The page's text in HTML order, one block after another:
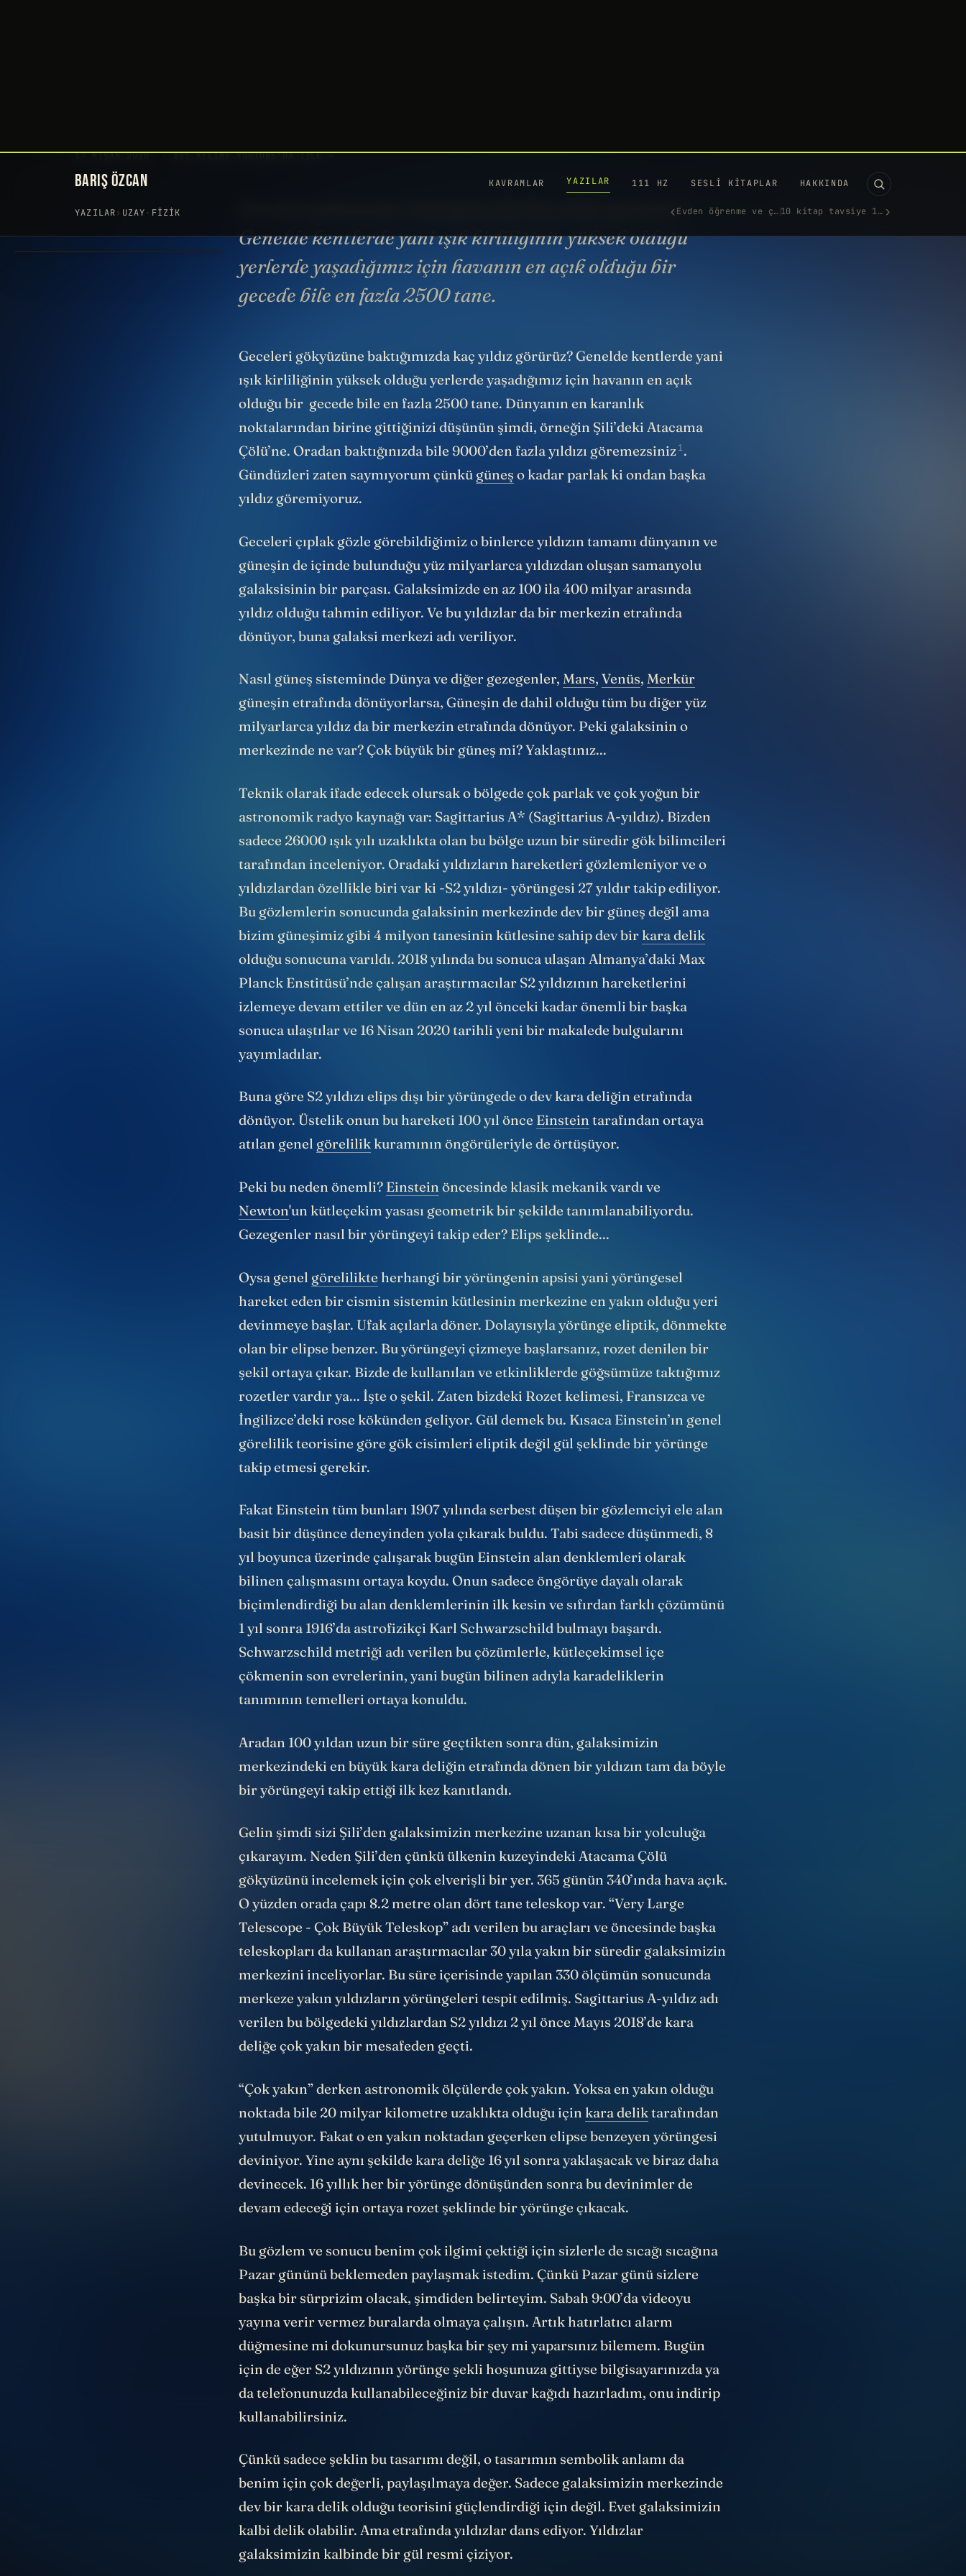
17 NISAN 2020 · 801 KELIME
Geceleri gökyüzüne baktığımızda kaç yıldız görürüz?
Genelde kentlerde yani ışık kirliliğinin yüksek olduğu
yerlerde yaşadığımız için havanın en açık olduğu bir
gecede bile en fazla 2500 tane.
Geceleri gökyüzüne baktığımızda kaç yıldız görürüz? Genelde kentlerde yani
ışık kirliliğinin yüksek olduğu yerlerde yaşadığımız için havanın en açık
olduğu bir gecede bile en fazla 2500 tane. Dünyanın en karanlık
noktalarından birine gittiğinizi düşünün şimdi, örneğin Şili’deki Atacama
Çölü’ne. Oradan baktığınızda bile
9000’den fazla yıldızı göremezsiniz
Gündüzleri zaten saymıyorum çünkü güneş o kadar parlak ki ondan başka
yıldız göremiyoruz.
Geceleri çıplak gözle görebildiğimiz o binlerce yıldızın tamamı dünyanın ve
güneşin de içinde bulunduğu yüz milyarlarca yıldızdan oluşan samanyolu
galaksisinin bir parçası. Galaksimizde en az 100 ila 400 milyar arasında
yıldız olduğu tahmin ediliyor. Ve bu yıldızlar da bir merkezin etrafında
dönüyor, buna galaksi merkezi adı veriliyor.
Nasıl güneş sisteminde Dünya ve diğer gezegenler, Mars, Venüs, Merkür
güneşin etrafında dönüyorlarsa, Güneşin de dahil olduğu tüm bu diğer yüz
milyarlarca yıldız da bir merkezin etrafında dönüyor. Peki galaksinin o
merkezinde ne var? Çok büyük bir güneş mi? Yaklaştınız...
Teknik olarak ifade edecek olursak o bölgede çok parlak ve çok yoğun bir
astronomik radyo kaynağı var: Sagittarius A* (Sagittarius A-yıldız). Bizden
sadece 26000 ışık yılı uzaklıkta olan bu bölge uzun bir süredir gök bilimcileri
tarafından inceleniyor. Oradaki yıldızların hareketleri gözlemleniyor ve o
yıldızlardan özellikle biri var ki -S2 yıldızı- yörüngesi 27 yıldır takip ediliyor.
Bu gözlemlerin sonucunda galaksinin merkezinde dev bir güneş değil ama
bizim güneşimiz gibi 4 milyon tanesinin kütlesine sahip dev bir kara delik
olduğu sonucuna varıldı. 2018 yılında bu sonuca ulaşan Almanya’daki Max
Planck Enstitüsü’nde çalışan araştırmacılar S2 yıldızının hareketlerini
izlemeye devam ettiler ve dün en az 2 yıl önceki kadar önemli bir başka
sonuca ulaştılar ve 16 Nisan 2020 tarihli yeni bir makalede bulgularını
yayımladılar.
Buna göre S2 yıldızı elips dışı bir yörüngede o dev kara deliğin etrafında
dönüyor. Üstelik onun bu hareketi 100 yıl önce Einstein tarafından ortaya
atılan genel görelilik kuramının öngörüleriyle de örtüşüyor.
Einstein
Newton 'un kütleçekim yasası geometrik bir şekilde tanımlanabiliyordu.
Gezegenler nasıl bir yörüngeyi takip eder? Elips şeklinde...
Oysa genel görelilikte herhangi bir yörüngenin apsisi yani yörüngesel
hareket eden bir cismin sistemin kütlesinin merkezine en yakın olduğu yeri
devinmeye başlar. Ufak açılarla döner. Dolayısıyla yörünge eliptik, dönmekte
olan bir elipse benzer. Bu yörüngeyi çizmeye başlarsanız, rozet denilen bir
şekil ortaya çıkar. Bizde de kullanılan ve etkinliklerde göğsümüze taktığımız
rozetler vardır ya... İşte o şekil. Zaten bizdeki Rozet kelimesi, Fransızca ve
İngilizce’deki rose kökünden geliyor. Gül demek bu. Kısaca Einstein’ın genel
görelilik teorisine göre gök cisimleri eliptik değil gül şeklinde bir yörünge
takip etmesi gerekir.
Fakat Einstein tüm bunları 1907 yılında serbest düşen bir gözlemciyi ele alan
basit bir düşünce deneyinden yola çıkarak buldu. Tabi sadece düşünmedi, 8
yıl boyunca üzerinde çalışarak bugün Einstein alan denklemleri olarak
bilinen çalışmasını ortaya koydu. Onun sadece öngörüye dayalı olarak
biçimlendirdiği bu alan denklemlerinin ilk kesin ve sıfırdan farklı çözümünü
1 yıl sonra 1916’da astrofizikçi Karl Schwarzschild bulmayı başardı.
Schwarzschild metriği adı verilen bu çözümlerle, kütleçekimsel içe
çökmenin son evrelerinin, yani bugün bilinen adıyla karadeliklerin
tanımının temelleri ortaya konuldu.
Aradan 100 yıldan uzun bir süre geçtikten sonra dün, galaksimizin
merkezindeki en büyük kara deliğin etrafında dönen bir yıldızın tam da böyle
bir yörüngeyi takip ettiği ilk kez kanıtlandı.
Gelin şimdi sizi Şili’den galaksimizin merkezine uzanan kısa bir yolculuğa
çıkarayım. Neden Şili’den çünkü ülkenin kuzeyindeki Atacama Çölü
gökyüzünü incelemek için çok elverişli bir yer. 365 günün 340’ında hava açık.
O yüzden orada çapı 8.2 metre olan dört tane teleskop var. “Very Large
Telescope - Çok Büyük Teleskop” adı verilen bu araçları ve öncesinde başka
teleskopları da kullanan araştırmacılar 30 yıla yakın bir süredir galaksimizin
merkezini inceliyorlar. Bu süre içerisinde yapılan 330 ölçümün sonucunda
merkeze yakın yıldızların yörüngeleri tespit edilmiş. Sagittarius A-yıldız adı
verilen bu bölgedeki yıldızlardan S2 yıldızı 2 yıl önce Mayıs 2018’de kara
deliğe çok yakın bir mesafeden geçti.
“Çok yakın” derken astronomik ölçülerde çok yakın. Yoksa en yakın olduğu
noktada bile 20 milyar kilometre uzaklıkta olduğu için kara delik
yutulmuyor. Fakat o en yakın noktadan geçerken elipse benzeyen yörüngesi
deviniyor. Yine aynı şekilde kara deliğe 16 yıl sonra yaklaşacak ve biraz daha
devinecek. 16 yıllık her bir yörünge dönüşünden sonra bu devinimler de
devam edeceği için ortaya rozet şeklinde bir yörünge çıkacak.
Bu gözlem ve sonucu benim çok ilgimi çektiği için sizlerle de sıcağı sıcağına
Pazar gününü beklemeden paylaşmak istedim. Çünkü Pazar günü sizlere
başka bir sürprizim olacak, şimdiden belirteyim. Sabah 9:00’da videoyu
yayına verir vermez buralarda olmaya çalışın. Artık hatırlatıcı alarm
düğmesine mi dokunursunuz başka bir şey mi yaparsınız bilemem. Bugün
için de eğer S2 yıldızının yörünge şekli hoşunuza gittiyse bilgisayarınızda ya
da telefonunuzda kullanabileceğiniz bir duvar kağıdı hazırladım, onu indirip
Çünkü sadece şeklin bu tasarımı değil, o tasarımın sembolik anlamı da
benim için çok değerli, paylaşılmaya değer. Sadece galaksimizin merkezinde
dev bir kara delik olduğu teorisini güçlendirdiği için değil. Evet galaksimizin
kalbi delik olabilir. Ama etrafında yıldızlar dans ediyor. Yıldızlar
galaksimizin kalbinde bir gül resmi çiziyor.